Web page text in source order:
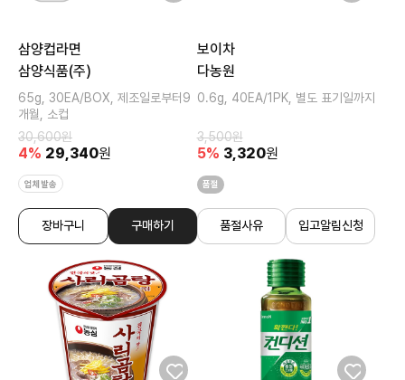
삼양컵라면
삼양식품(주)
65g, 30EA/BOX, 제조일로부터9
개월, 소컵
30,600원
4% 29,340원
업체발송
장바구니 구매하기
보이차
다농원
0.6g, 40EA/1PK, 별도 표기일까지
3,500원
5% 3,320원
품절
품절사유 입고알림신청